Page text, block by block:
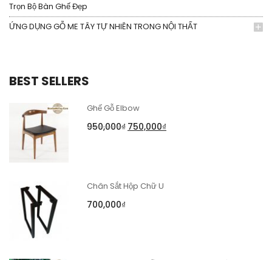
Trọn Bộ Bàn Ghế Đẹp
ỨNG DỤNG GỖ ME TÂY TỰ NHIÊN TRONG NỘI THẤT
BEST SELLERS
Ghế Gỗ Elbow
950,000₫ 750,000₫
Chân Sắt Hộp Chữ U
700,000₫